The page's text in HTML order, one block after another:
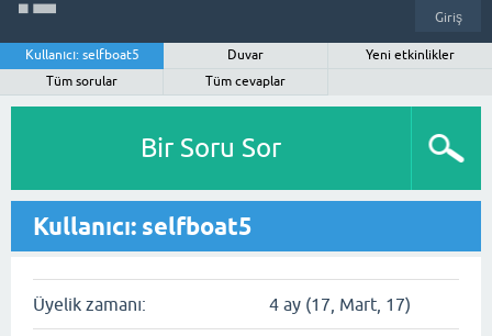
Giriş
Kullanıcı: selfboat5 Duvar
Yeni etkinlikler
Tüm sorular
Tüm cevaplar
Bir Soru Sor
Kullanıcı: selfboat5
Üyelik zamanı: 4 ay (17, Mart, 17)